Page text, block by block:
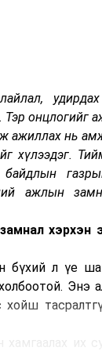
гэгддэг
Тэр онцлогийг
ажиллах нь
хүлээдэг.
ажлын
хэрхэн
бүхий л үе
Энэ
хойш